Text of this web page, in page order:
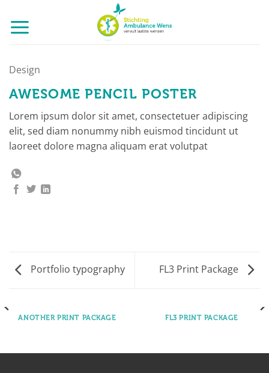
naar
inhoud
Design
AWESOME PENCIL POSTER
Lorem ipsum dolor sit amet, consectetuer adipiscing
elit, sed diam nonummy nibh euismod tincidunt ut
laoreet dolore magna aliquam erat volutpat
Portfolio typography FL3 Print Package
ANOTHER PRINT PACKAGE FL3 PRINT PACKAGE